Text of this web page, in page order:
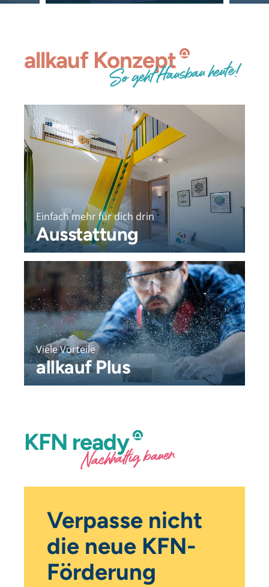
allkauf Konzept
So geht Hausbau heute!
Einfach mehr für dich drin
Ausstattung
Viele Vorteile
allkauf Plus
KFN ready
Nachhaltig bauen
Verpasse nicht
die neue KFN-
Förderung